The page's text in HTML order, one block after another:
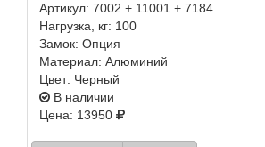
Артикул: 7002 + 11001 + 7184
Нагрузка, кг: 100
Замок: Опция
Материал: Алюминий
Цвет: Черный
В наличии
Цена: 13950